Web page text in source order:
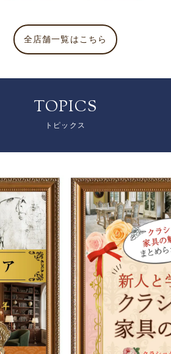
全店舗一覧はこちら
TOPICS
トピックス